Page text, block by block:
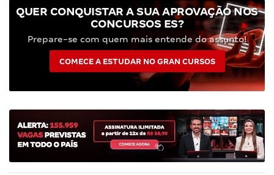
QUER CONQUISTAR A SUA APROVAÇÃO NOS
CONCURSOS ES?
Prepare-se com quem mais entende do assunto!
COMECE A ESTUDAR NO GRAN CURSOS